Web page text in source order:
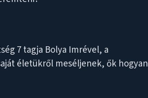
7 tagja Bolya Imrével, a
életükről meséljenek, ők hogyan